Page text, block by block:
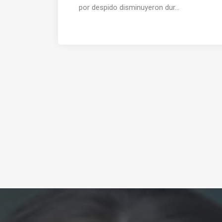
por despido disminuyeron dur...